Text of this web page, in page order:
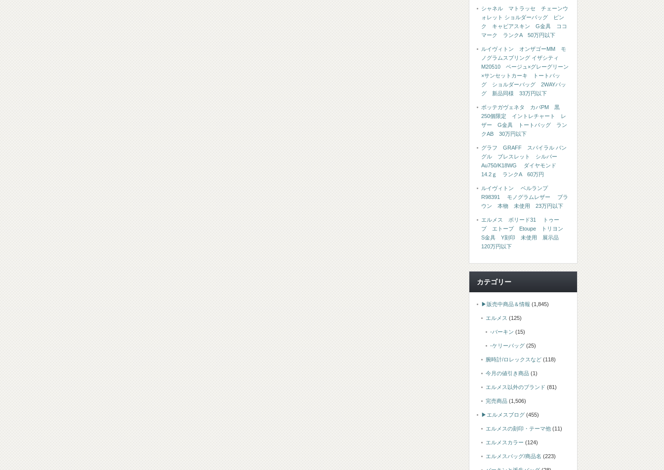
シャネル マトラッセ チェーンウ
ォレット ショルダーバッグ ピン
ク キャビアスキン G金具 ココ
マーク ランクA 50万円以下
ルイヴィトン オンザゴーMM モ
ノグラムスプリング イザシティ
M20510 ベージュ×グレーグリーン
×サンセットカーキ トートバッ
グ ショルダーバッグ 2WAYバッ
グ 新品同様 33万円以下
ボッテガヴェネタ カバPM 黒
250個限定 イントレチャート レ
ザー G金具 トートバッグ ラン
クAB 30万円以下
グラフ GRAFF スパイラル バン
グル ブレスレット シルバー
Au750/K18WG ダイヤモンド
14.2ｇ ランクA 60万円
ルイヴィトン ベルランプ
R98391 モノグラムレザー ブラ
ウン 本物 未使用 23万円以下
エルメス ボリード31 トゥー
プ エトープ Etoupe トリヨン
S金具 Y刻印 未使用 展示品
120万円以下
カテゴリー
▶販売中商品＆情報 (1,845)
エルメス (125)
-バーキン (15)
-ケリーバッグ (25)
腕時計/ロレックスなど (118)
今月の値引き商品 (1)
エルメス以外のブランド (81)
完売商品 (1,506)
▶エルメスブログ (455)
エルメスの刻印・テーマ他 (11)
エルメスカラー (124)
エルメスバッグ/商品名 (223)